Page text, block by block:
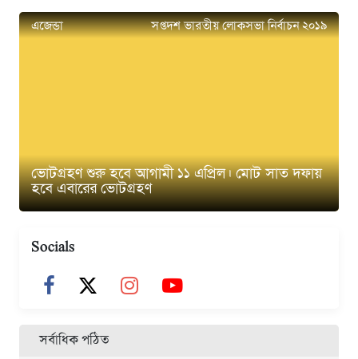
এজেন্ডা সপ্তদশ ভারতীয় লোকসভা নির্বাচন ২০১৯
ভোটগ্রহণ শুরু হবে আগামী ১১ এপ্রিল। মোট সাত দফায়
হবে এবারের ভোটগ্রহণ
Socials
সর্বাধিক পঠিত